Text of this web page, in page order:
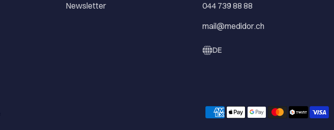
Newsletter
044 739 88 88
mail@medidor.ch
DE